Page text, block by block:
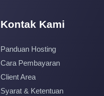
Kontak Kami
Panduan Hosting
Cara Pembayaran
Client Area
Syarat & Ketentuan